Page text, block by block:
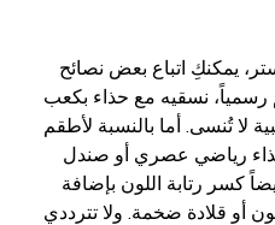
يمكنكِ اتباع بعض نصائح
رسمياً، نسقيه مع حذاء بكعب
لا تُنسى. أما بالنسبة لأطقم
رياضي عصري أو صندل
كسر رتابة اللون بإضافة
أو قلادة ضخمة. ولا تترددي